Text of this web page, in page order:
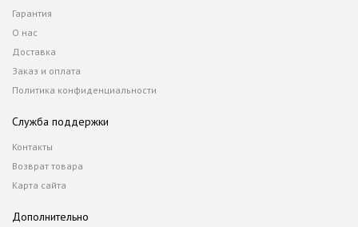
Гарантия
О нас
Доставка
Заказ и оплата
Политика конфиденциальности
Служба поддержки
Контакты
Возврат товара
Карта сайта
Дополнительно